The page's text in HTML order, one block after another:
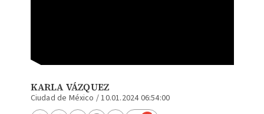
KARLA VÁZQUEZ
Ciudad de México /10.01.2024 06:54:00